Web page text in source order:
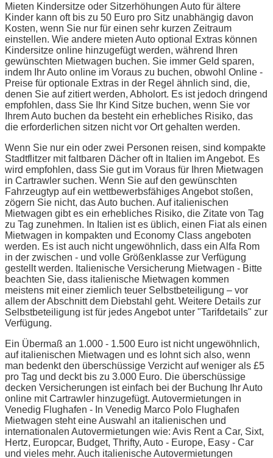
Mieten Kindersitze oder Sitzerhöhungen Auto für ältere
Kinder kann oft bis zu 50 Euro pro Sitz unabhängig davon
Kosten, wenn Sie nur für einen sehr kurzen Zeitraum
einstellen. Wie andere mieten Auto optional Extras können
Kindersitze online hinzugefügt werden, während Ihren
gewünschten Mietwagen buchen. Sie immer Geld sparen,
indem Ihr Auto online im Voraus zu buchen, obwohl Online -
Preise für optionale Extras in der Regel ähnlich sind, die,
denen Sie auf zitiert werden, Abholort. Es ist jedoch dringend
empfohlen, dass Sie Ihr Kind Sitze buchen, wenn Sie vor
Ihrem Auto buchen da besteht ein erhebliches Risiko, das
die erforderlichen sitzen nicht vor Ort gehalten werden.
Wenn Sie nur ein oder zwei Personen reisen, sind kompakte
Stadtflitzer mit faltbaren Dächer oft in Italien im Angebot. Es
wird empfohlen, dass Sie gut im Voraus für Ihren Mietwagen
in Cartrawler suchen. Wenn Sie auf den gewünschten
Fahrzeugtyp auf ein wettbewerbsfähiges Angebot stoßen,
zögern Sie nicht, das Auto buchen. Auf italienischen
Mietwagen gibt es ein erhebliches Risiko, die Zitate von Tag
zu Tag zunehmen. In Italien ist es üblich, einen Fiat als einen
Mietwagen in kompakten und Economy Class angeboten
werden. Es ist auch nicht ungewöhnlich, dass ein Alfa Rom
in der zwischen - und volle Größenklasse zur Verfügung
gestellt werden. Italienische Versicherung Mietwagen - Bitte
beachten Sie, dass italienische Mietwagen kommen
meistens mit einer ziemlich teuer Selbstbeteiligung – vor
allem der Abschnitt dem Diebstahl geht. Weitere Details zur
Selbstbeteiligung ist für jedes Angebot unter "Tarifdetails" zur
Verfügung.
Ein Übermaß an 1.000 - 1.500 Euro ist nicht ungewöhnlich,
auf italienischen Mietwagen und es lohnt sich also, wenn
man bedenkt den überschüssige Verzicht auf weniger als £5
pro Tag und deckt bis zu 3.000 Euro. Die überschüssige
decken Versicherungen ist einfach bei der Buchung Ihr Auto
online mit Cartrawler hinzugefügt. Autovermietungen in
Venedig Flughafen - In Venedig Marco Polo Flughafen
Mietwagen steht eine Auswahl an italienischen und
internationalen Autovermietungen wie: Avis Rent a Car, Sixt,
Hertz, Europcar, Budget, Thrifty, Auto - Europe, Easy - Car
und vieles mehr. Auch italienische Autovermietungen